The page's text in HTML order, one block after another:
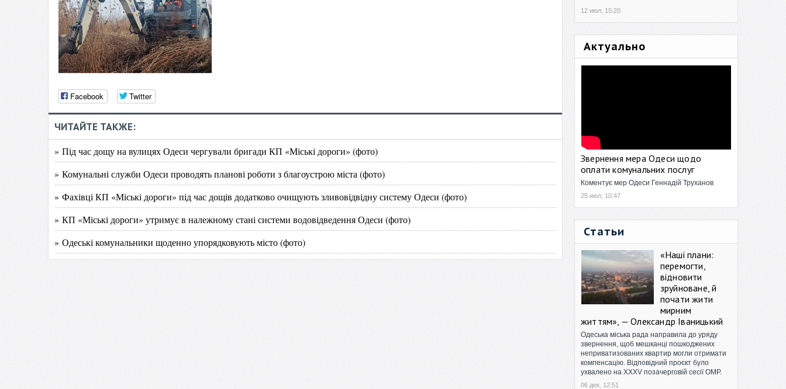
Facebook Twitter
ЧИТАЙТЕ ТАКЖЕ:
» Під час дощу на вулицях Одеси чергували бригади КП «Міські дороги» (фото)
» Комунальні служби Одеси проводять планові роботи з благоустрою міста (фото)
» Фахівці КП «Міські дороги» під час дощів додатково очищують зливовідвідну систему Одеси (фото)
» КП «Міські дороги» утримує в належному стані системи водовідведення Одеси (фото)
» Одеські комунальники щоденно упорядковують місто (фото)
12 июл, 15:20
Актуально
Звернення мера Одеси щодо
оплати комунальних послуг
Коментує мер Одеси Геннадій Труханов
25 июл, 10:47
Статьи
«Наші плани:
перемогти,
відновити
зруйноване, й
почати жити
мирним
життям», — Олександр Іваницький
Одеська міська рада направила до уряду
звернення, щоб мешканці пошкоджених
неприватизованих квартир могли отримати
компенсацію. Відповідний проєкт було
ухвалено на XXXV позачерговій сесії ОМР.
06 дек, 12:51